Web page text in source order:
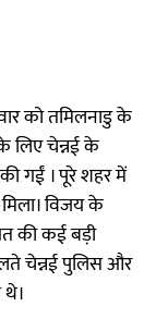
को तमिलनाडु के
लिए चेन्नई के
गईं । पूरे शहर में
विजय के
की कई बड़ी
चेन्नई पुलिस और